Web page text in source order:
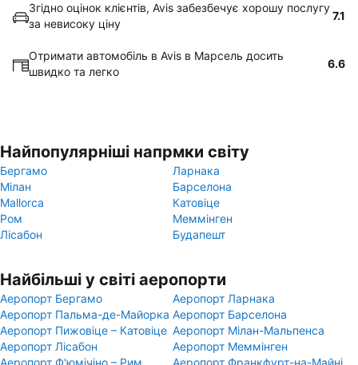
Згідно оцінок клієнтів, Avis забезбечує хорошу послугу
за невисоку ціну
7.1
Отримати автомобіль в Avis в Марсель досить
швидко та легко
6.6
Найпопулярніші напрмки світу
Бергамо
Ларнака
Мілан
Барселона
Mallorca
Катовіце
Ром
Меммінген
Лісабон
Будапешт
Найбільші у світі аеропорти
Аеропорт Бергамо
Аеропорт Ларнака
Аеропорт Пальма-де-Майорка Аеропорт Барселона
Аеропорт Пижовіце – Катовіце Аеропорт Мілан-Мальпенса
Аеропорт Лісабон
Аеропорт Меммінген
Аеропорт Ф'юмічіно – Рим
Аеропорт Франкфурт-на-Майні